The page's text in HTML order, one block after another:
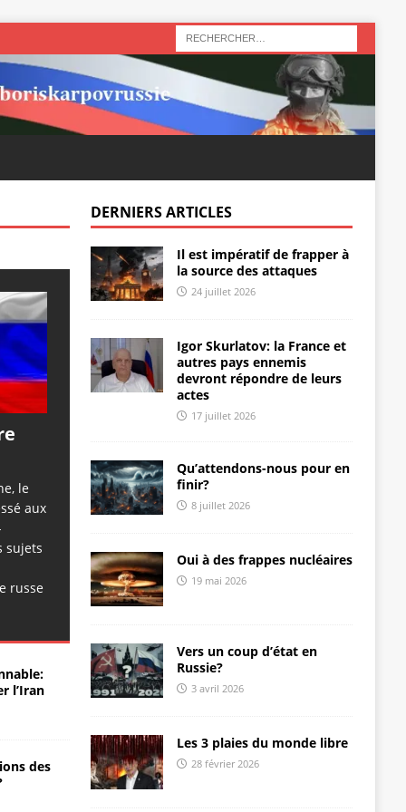
le
aux
sujets
russe
l’Iran
des
DERNIERS ARTICLES
Il est impératif de frapper à
la source des attaques
24 juillet 2026
Igor Skurlatov: la France et
autres pays ennemis
devront répondre de leurs
actes
17 juillet 2026
Qu’attendons-nous pour en
finir?
8 juillet 2026
Oui à des frappes nucléaires
19 mai 2026
Vers un coup d’état en
Russie?
3 avril 2026
Les 3 plaies du monde libre
28 février 2026